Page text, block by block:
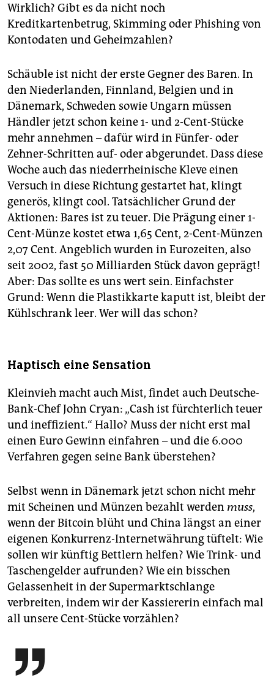
Wirklich? Gibt es da nicht noch
Kreditkartenbetrug, Skimming oder Phishing von
Kontodaten und Geheimzahlen?
Schäuble ist nicht der erste Gegner des Baren. In
den Niederlanden, Finnland, Belgien und in
Dänemark, Schweden sowie Ungarn müssen
Händler jetzt schon keine 1- und 2-Cent-Stücke
mehr annehmen – dafür wird in Fünfer- oder
Zehner-Schritten auf- oder abgerundet. Dass diese
Woche auch das niederrheinische Kleve einen
Versuch in diese Richtung gestartet hat, klingt
generös, klingt cool. Tatsächlicher Grund der
Aktionen: Bares ist zu teuer. Die Prägung einer 1-
Cent-Münze kostet etwa 1,65 Cent, 2-Cent-Münzen
2,07 Cent. Angeblich wurden in Eurozeiten, also
seit 2002, fast 50 Milliarden Stück davon geprägt!
Aber: Das sollte es uns wert sein. Einfachster
Grund: Wenn die Plastikkarte kaputt ist, bleibt der
Kühlschrank leer. Wer will das schon?
Haptisch eine Sensation
Kleinvieh macht auch Mist, findet auch Deutsche-
Bank-Chef John Cryan: „Cash ist fürchterlich teuer
und ineffizient.“ Hallo? Muss der nicht erst mal
einen Euro Gewinn einfahren – und die 6.000
Verfahren gegen seine Bank überstehen?
Selbst wenn in Dänemark jetzt schon nicht mehr
mit Scheinen und Münzen bezahlt werden muss,
wenn der Bitcoin blüht und China längst an einer
eigenen Konkurrenz-Internetwährung tüftelt: Wie
sollen wir künftig Bettlern helfen? Wie Trink- und
Taschengelder aufrunden? Wie ein bisschen
Gelassenheit in der Supermarktschlange
verbreiten, indem wir der Kassiererin einfach mal
all unsere Cent-Stücke vorzählen?
